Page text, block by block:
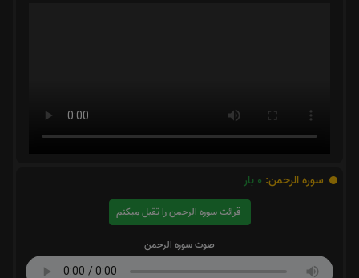
سوره الرحمن: 0 بار
قرائت سوره الرحمن را تقبل میکنم
صوت سوره الرحمن